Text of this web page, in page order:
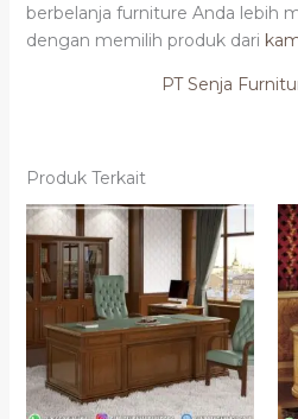
berbelanja furniture Anda lebih
dengan memilih produk dari
PT Senja
Produk Terkait